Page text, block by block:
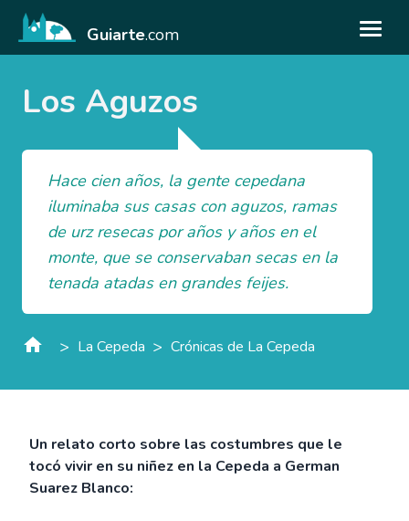
Guiarte.com
Los Aguzos
Hace cien años, la gente cepedana
iluminaba sus casas con aguzos, ramas
de urz resecas por años y años en el
monte, que se conservaban secas en la
tenada atadas en grandes feijes.
> La Cepeda > Crónicas de La Cepeda
Un relato corto sobre las costumbres que le
tocó vivir en su niñez en la Cepeda a German
Suarez Blanco: